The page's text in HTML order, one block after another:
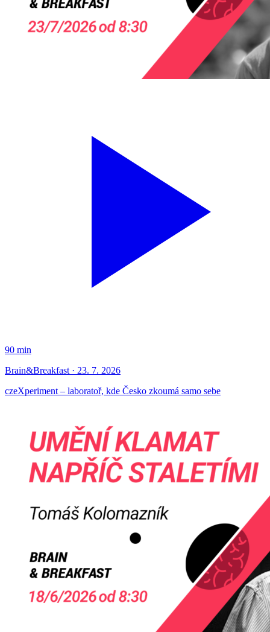
90 min
Brain&Breakfast · 23. 7. 2026
czeXperiment – laboratoř, kde Česko zkoumá samo sebe